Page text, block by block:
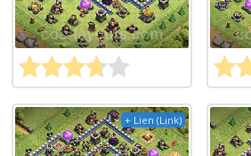
+ Lien (Link)